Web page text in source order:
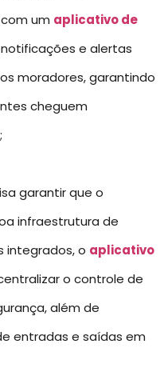
um aplicativo de
e alertas
moradores, garantindo
cheguem
garantir que o
infraestrutura de
integrados, o aplicativo
o controle de
além de
entradas e saídas em